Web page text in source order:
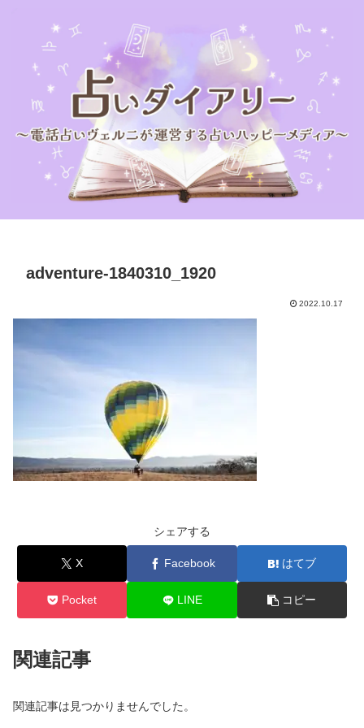
adventure-1840310_1920
2022.10.17
シェアする
X Facebook はてブ
Pocket LINE コピー
関連記事
関連記事は見つかりませんでした。